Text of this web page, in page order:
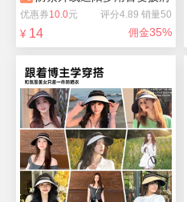
优惠券10.0元 评分4.89 销量50
¥ 14 佣金35%